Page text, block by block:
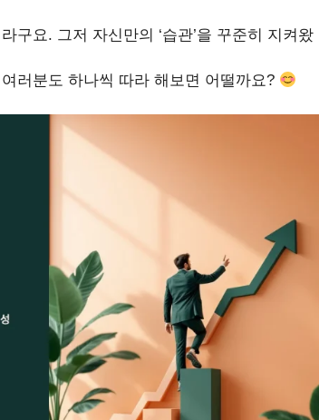
구요. 그저 자신만의 ‘습관’을 꾸준히 지켜왔
러분도 하나씩 따라 해보면 어떨까요?